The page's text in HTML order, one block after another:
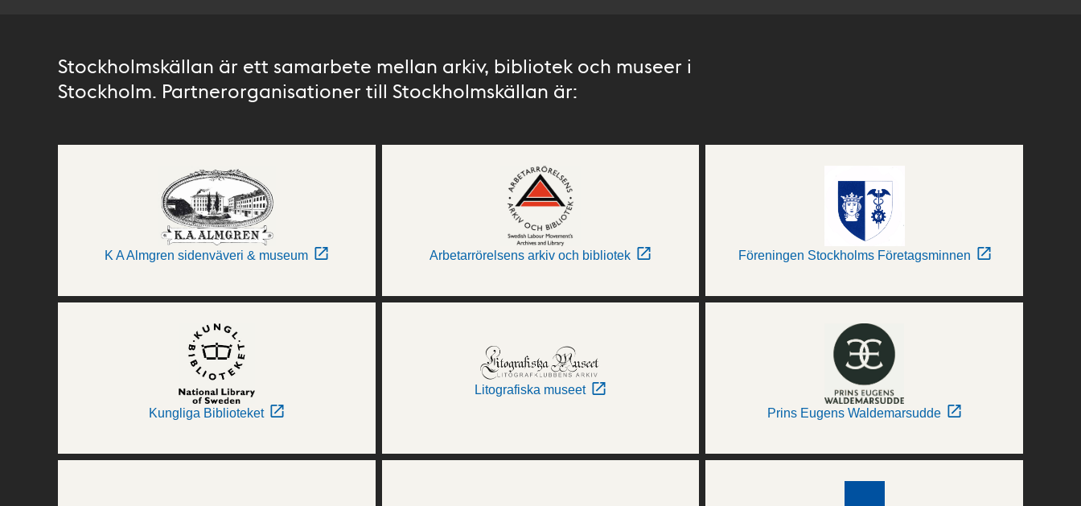
Stockholmskällan är ett samarbete mellan arkiv, bibliotek och museer i
Stockholm. Partnerorganisationer till Stockholmskällan är:
K A Almgren sidenväveri & museum Arbetarrörelsens arkiv och bibliotek Föreningen Stockholms Företagsminnen
Kungliga Biblioteket
Litografiska museet
Prins Eugens Waldemarsudde